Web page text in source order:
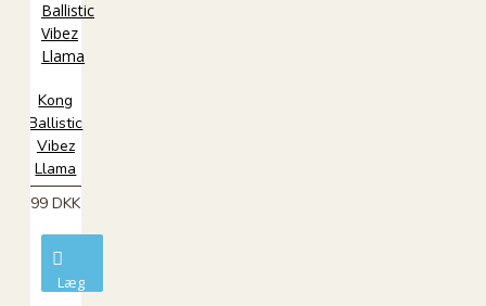
Kong
Ballistic
Vibez
Llama
99 DKK
Læg